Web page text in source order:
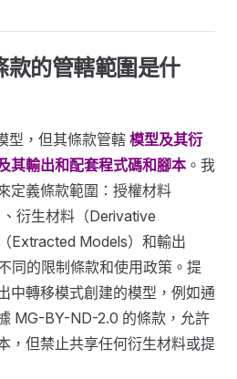
款的管轄範圍是什
型，但其條款管轄 模型及其衍
其輸出和配套程式碼和腳本。我
定義條款範圍：授權材料
、衍生材料（Derivative
Extracted Models）和輸出
同的限制條款和使用政策。提
中轉移模式創建的模型，例如通
MG-BY-ND-2.0 的條款，允許
，但禁止共享任何衍生材料或提